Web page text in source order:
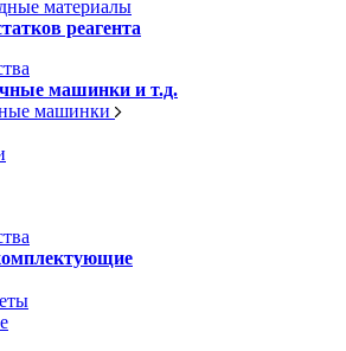
материалы
реагента
машинки и т.д.
машинки